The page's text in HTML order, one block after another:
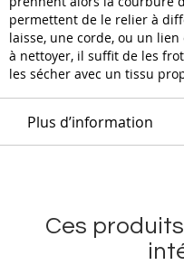
permettent de le relier à
laisse, une corde, ou un
à nettoyer, il suffit de les
les sécher avec un tissu
Plus d’information
Ces